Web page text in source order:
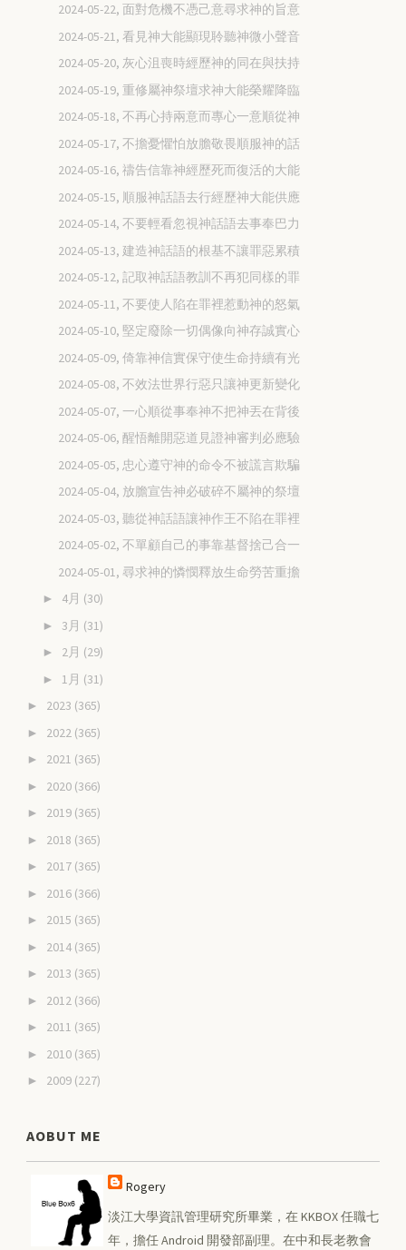
2024-05-22, 面對危機不憑己意尋求神的旨意
2024-05-21, 看見神大能顯現聆聽神微小聲音
2024-05-20, 灰心沮喪時經歷神的同在與扶持
2024-05-19, 重修屬神祭壇求神大能榮耀降臨
2024-05-18, 不再心持兩意而專心一意順從神
2024-05-17, 不擔憂懼怕放膽敬畏順服神的話
2024-05-16, 禱告信靠神經歷死而復活的大能
2024-05-15, 順服神話語去行經歷神大能供應
2024-05-14, 不要輕看忽視神話語去事奉巴力
2024-05-13, 建造神話語的根基不讓罪惡累積
2024-05-12, 記取神話語教訓不再犯同樣的罪
2024-05-11, 不要使人陷在罪裡惹動神的怒氣
2024-05-10, 堅定廢除一切偶像向神存誠實心
2024-05-09, 倚靠神信實保守使生命持續有光
2024-05-08, 不效法世界行惡只讓神更新變化
2024-05-07, 一心順從事奉神不把神丟在背後
2024-05-06, 醒悟離開惡道見證神審判必應驗
2024-05-05, 忠心遵守神的命令不被謊言欺騙
2024-05-04, 放膽宣告神必破碎不屬神的祭壇
2024-05-03, 聽從神話語讓神作王不陷在罪裡
2024-05-02, 不單顧自己的事靠基督捨己合一
2024-05-01, 尋求神的憐憫釋放生命勞苦重擔
► 4月 (30)
► 3月 (31)
► 2月 (29)
► 1月 (31)
► 2023 (365)
► 2022 (365)
► 2021 (365)
► 2020 (366)
► 2019 (365)
► 2018 (365)
► 2017 (365)
► 2016 (366)
► 2015 (365)
► 2014 (365)
► 2013 (365)
► 2012 (366)
► 2011 (365)
► 2010 (365)
► 2009 (227)
AOBUT ME
Rogery
淡江大學資訊管理研究所畢業，在 KKBOX 任職七
年，擔任 Android 開發部副理。在中和長老教會